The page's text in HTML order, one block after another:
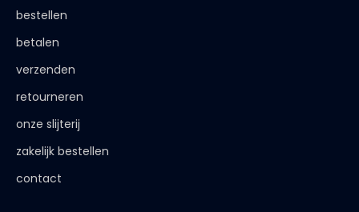
bestellen
betalen
verzenden
retourneren
onze slijterij
zakelijk bestellen
contact